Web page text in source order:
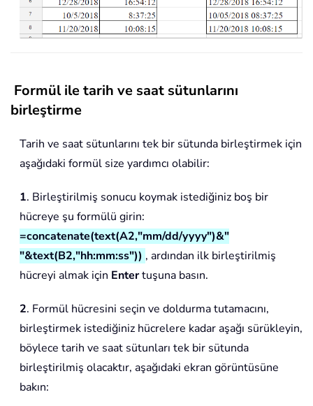
Formül ile tarih ve saat sütunlarını
birleştirme
Tarih ve saat sütunlarını tek bir sütunda birleştirmek için
aşağıdaki formül size yardımcı olabilir:
1. Birleştirilmiş sonucu koymak istediğiniz boş bir
hücreye şu formülü girin:
=concatenate(text(A2,"mm/dd/yyyy")&"
"&text(B2,"hh:mm:ss")) , ardından ilk birleştirilmiş
hücreyi almak için Entertuşuna basın.
2. Formül hücresini seçin ve doldurma tutamacını,
birleştirmek istediğiniz hücrelere kadar aşağı sürükleyin,
böylece tarih ve saat sütunları tek bir sütunda
birleştirilmiş olacaktır, aşağıdaki ekran görüntüsüne
bakın: